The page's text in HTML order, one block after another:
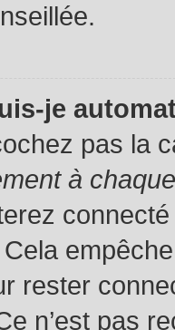
je
pas la
à
rester
n’est pas